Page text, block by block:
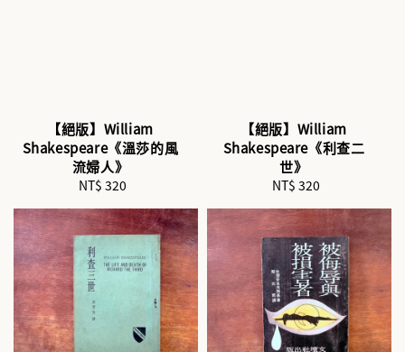
【絕版】William
Shakespeare《溫莎的風
流婦人》
Regular
NT$ 320
【絕版】William
Shakespeare《利查二
世》
Regular
NT$ 320